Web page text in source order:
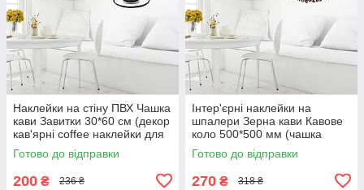
Наклейки на стіну ПВХ Чашка
кави Завитки 30*60 см (декор
кав'ярні coffee наклейки для
кухні) матова Чорний
Готово до відправки
200 ₴ 236 ₴
Інтер'єрні наклейки на
шпалери Зерна кави Кавове
коло 500*500 мм (чашка
декор для кухні) матова
Коричневий
Готово до відправки
270 ₴ 318 ₴